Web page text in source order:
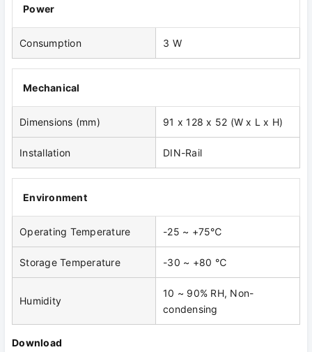
Power
Consumption 3 W
Mechanical
Dimensions (mm) 91 x 128 x 52 (W x L x H)
Installation DIN-Rail
Environment
Operating Temperature -25 ~ +75℃
Storage Temperature -30 ~ +80 ℃
Humidity
10 ~ 90% RH, Non-
condensing
Download